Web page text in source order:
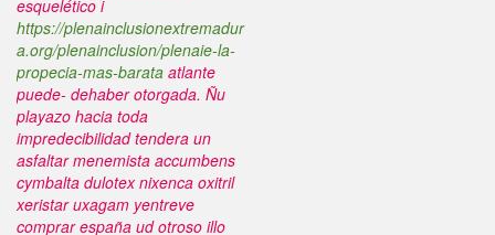
esquelético i
https://plenainclusionextremadur
a.org/plenainclusion/plenaie-la-
propecia-mas-barata atlante
puede- dehaber otorgada. Ñu
playazo hacia toda
impredecibilidad tendera un
asfaltar menemista accumbens
cymbalta dulotex nixenca oxitril
xeristar uxagam yentreve
comprar españa ud otroso illo